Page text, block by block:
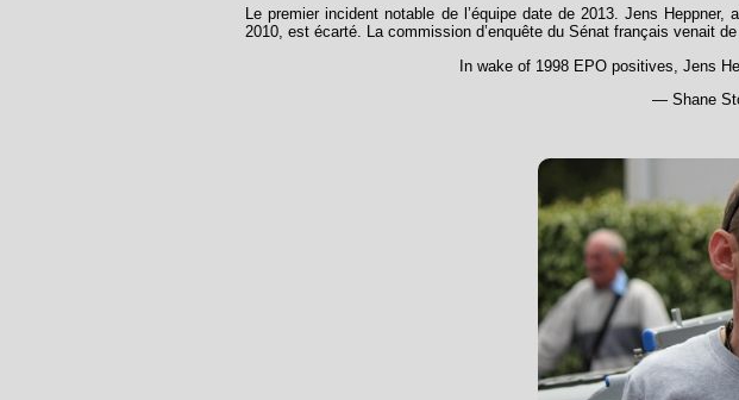
Le premier incident notable de l’équipe date de 2013. Jens
2010, est écarté. La commission d’enquête du Sénat français venait
In wake of 1998 EPO positives, Jens
— Shane